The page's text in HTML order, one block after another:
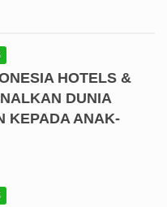
HOTELS &
DUNIA
KEPADA ANAK-